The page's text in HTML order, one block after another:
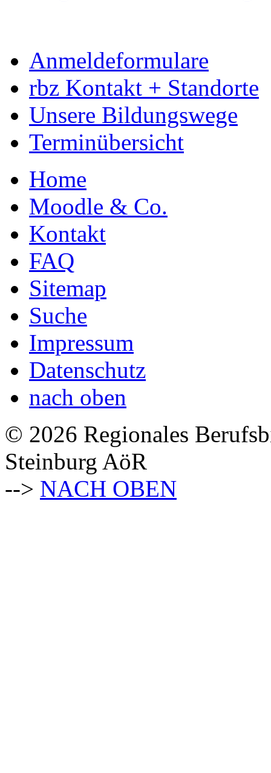
Anmeldeformulare
rbz Kontakt + Standorte
Unsere Bildungswege
Terminübersicht
Home
Moodle & Co.
Kontakt
FAQ
Sitemap
Suche
Impressum
Datenschutz
nach oben
© 2026 Regionales
Steinburg AöR
--> NACH OBEN